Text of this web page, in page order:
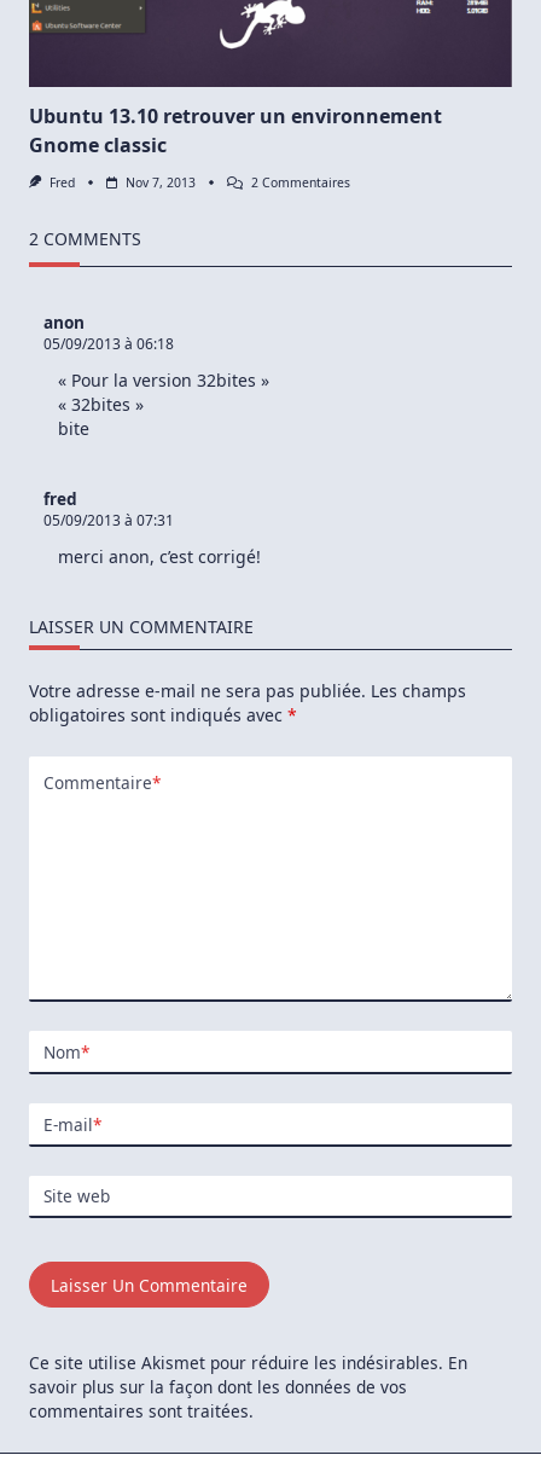
Ubuntu 13.10 retrouver un environnement
Gnome classic
Fred Nov 7, 2013 2 CommentairesSur
Environnement
2 COMMENTS
anon
05/09/2013 à 06:18
« Pour la version 32bites »
« 32bites »
bite
fred
05/09/2013 à 07:31
merci anon, c’est corrigé!
LAISSER UN COMMENTAIRE
Votre adresse e-mail ne sera pas publiée. Les champs
obligatoires sont indiqués avec *
Commentaire*
Nom*
E-mail*
Site web
Ce site utilise Akismet pour réduire les indésirables. En
savoir plus sur la façon dont les données de vos
commentaires sont traitées.